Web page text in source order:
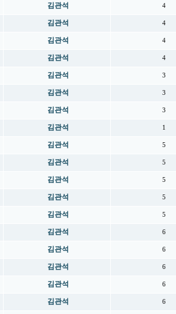
김관석 4
김관석 4
김관석 4
김관석 4
김관석 3
김관석 3
김관석 3
김관석 1
김관석 5
김관석 5
김관석 5
김관석 5
김관석 5
김관석 6
김관석 6
김관석 6
김관석 6
김관석 6